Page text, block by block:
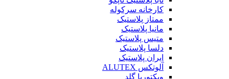
کارخانه سرکوله
ممتاز پلاستیک
مانیا پلاستیک
متیس پلاستیک
دلسا پلاستیک
ایران پلاستیک
آلوتکس ALUTEX
ویکتوریا گلد